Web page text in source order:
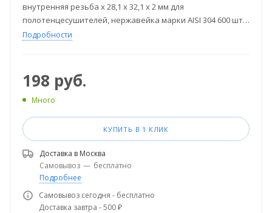
внутренняя резьба х 28,1 х 32,1 х 2 мм для
полотенцесушителей, нержавейка марки AISI 304 600 шт/
кор
Подробности
198 руб.
Много
КУПИТЬ В 1 КЛИК
Доставка в Москва
Самовывоз — бесплатно
Подробнее
Самовывоз сегодня - бесплатно
Доставка завтра - 500 ₽